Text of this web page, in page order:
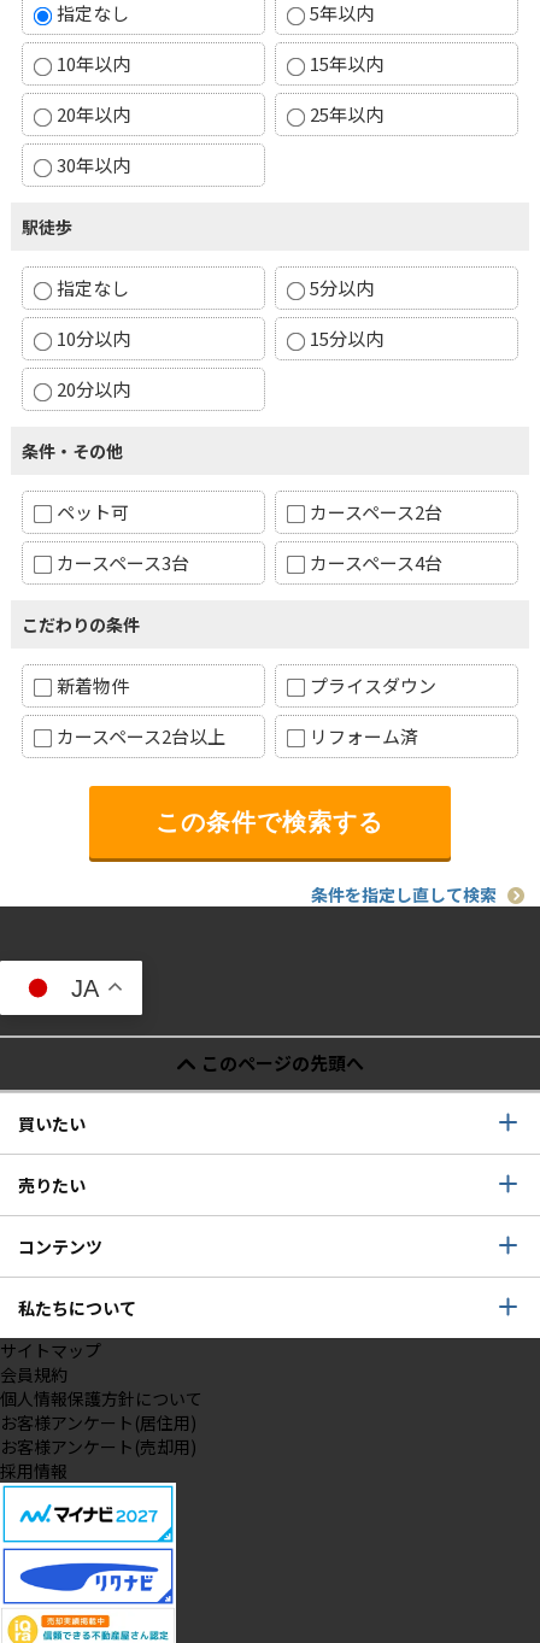
指定なし
5年以内
10年以内
15年以内
20年以内
25年以内
30年以内
駅徒歩
指定なし
5分以内
10分以内
15分以内
20分以内
条件・その他
ペット可
カースペース2台
カースペース3台
カースペース4台
こだわりの条件
新着物件
プライスダウン
カースペース2台以上
リフォーム済
条件を指定し直して検索
JA
このページの先頭へ
買いたい
売りたい
コンテンツ
私たちについて
サイトマップ
会員規約
個人情報保護方針について
お客様アンケート(居住用)
お客様アンケート(売却用)
採用情報